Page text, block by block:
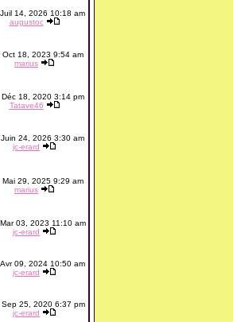
14, 2026 10:18 am
augustoc
Oct 18, 2023 9:54 am
marius
Déc 18, 2020 3:14 pm
Tatave46
Juin 24, 2026 3:30 am
jc-erard
Mai 29, 2025 9:29 am
marius
03, 2023 11:10 am
jc-erard
09, 2024 10:50 am
jc-erard
Sep 25, 2020 6:37 pm
jc-erard